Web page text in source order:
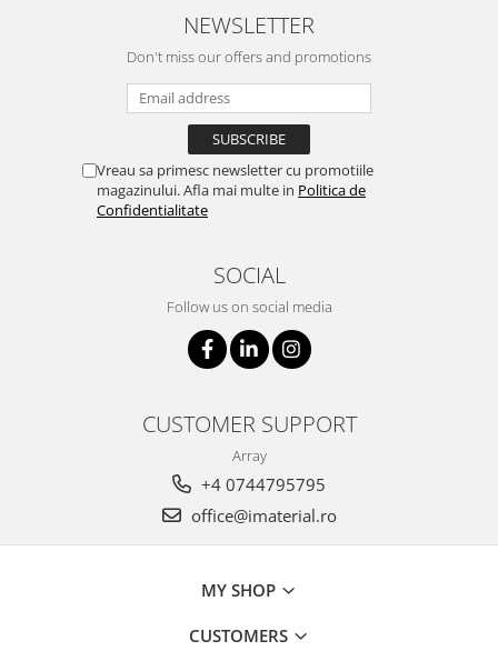
NEWSLETTER
Don't miss our offers and promotions
Vreau sa primesc newsletter cu promotiile
magazinului. Afla mai multe in Politica de
Confidentialitate
SOCIAL
Follow us on social media
CUSTOMER SUPPORT
Array
+4 0744795795
office@imaterial.ro
MY SHOP
CUSTOMERS